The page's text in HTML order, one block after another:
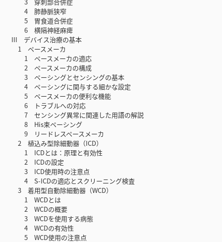
4 肺静脈狭窄
5 胃食道合併症
6 横隔神経麻痺
III デバイス治療の基本
1 ペースメーカ
1 ペースメーカの適応
2 ペースメーカの構成
3 ペーシングとセンシングの基本
4 ペーシングに関与する細かな設定
5 ペースメーカの便利な機能
6 トラブルへの対応
7 センシング異常に関連した用語の解説
8 His束ペーシング
9 リードレスペースメーカ
2 植込み型除細動器（ICD）
1 ICDとは：原理と有効性
2 ICDの設定
3 ICD使用時の注意点
4 S-ICDの適応とスクリーニング検査
3 着用型自動除細動器（WCD）
1 WCDとは
2 WCDの概要
3 WCDを使用する病態
4 WCDの有効性
5 WCD使用の注意点